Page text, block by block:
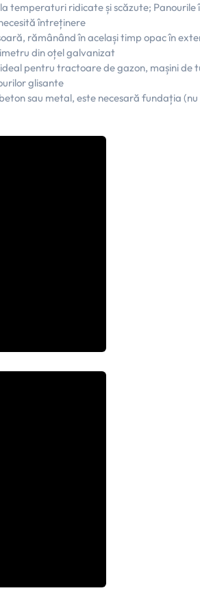
temperaturi ridicate și scăzute;
întreținere
rămânând în același timp opac în
din oțel galvanizat
ideal pentru tractoare de gazon, mașini
glisante
sau metal, este necesară fundația (nu